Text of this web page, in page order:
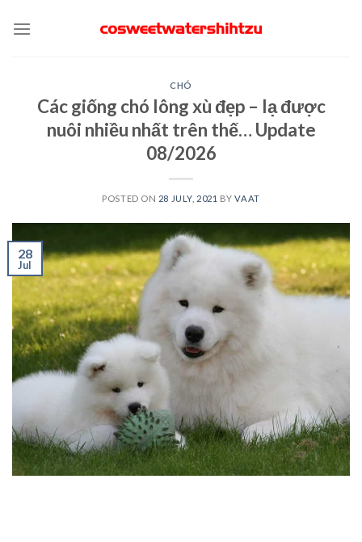
CHÓ
Các giống chó lông xù đẹp – lạ được
nuôi nhiều nhất trên thế… Update
08/2026
POSTED ON 28 JULY, 2021 BYVAAT
28
Jul